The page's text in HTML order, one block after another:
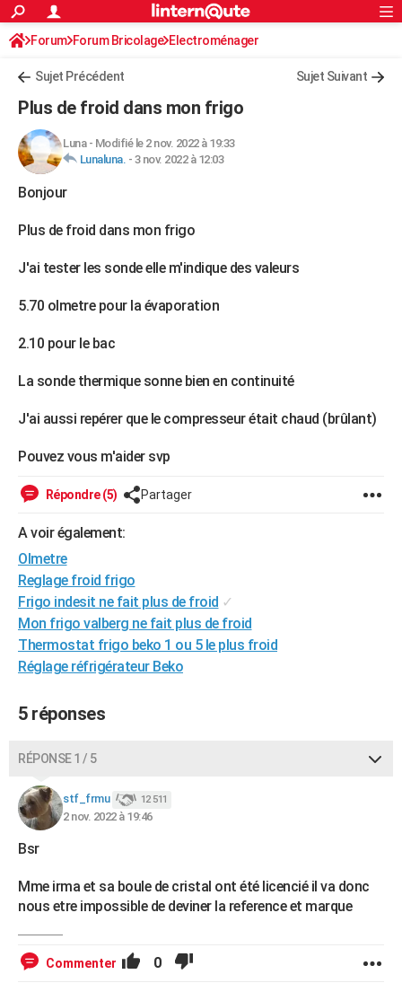
ACTUALITÉS
Politique
Société
Faits Divers
Education
Monde
Villes
+
FINANCE
Retraite
Impôts
Epargne
Immobilier
Risques naturels par ville
Banque
Assurance
Crédit
AUTO
Essais
Réserver un essai
Citadines
Berlines
SUV
Forum auto
+HIGH-TECH
Mobiles
Meilleur smartphone
Internet
Ordinateurs
Jeux vidéo
Guide high-tech
+
Forum
Aménagement intérieur
Extérieur
Cuisine
Salle de bains
Jardinage
Rangement
WEEK-END
Guides de France
Escapades
Patrimoine
Expositions
Musées
Week-end nature
+LIFESTYLE
Art de vivre
Bien-être
Loisirs
Mode
Modes de vie
SANTE
Alimentation
Guide de la santé
Maladies
Médicaments
Sommeil
VOYAGE
Destinations
City break
Voyage nature
Voyage de noces
Forum
Climat
+PHOTO
GUIDES D'ACHAT
BONS PLANS
CARTE DE VOEUX
Carte de Noël
Carte Bonne année
Carte Saint-Valentin
Carte Pâques
Carte d'anniversaire
DICTIONNAIRE
Dictionnaire
Biographies
Citations
Expressions
Proverbes
PROGRAMME TV
COPAINS D'AVANT
S'inscrire
Se connecter
Lycées
Collèges
Primaires
Universités
Entreprises
Service militaire
Avis de recherche
AVIS DE DÉCÈS
FORUM
S'inscrire
Connexion
Forum Forum Bricolage Electroménager
Sujet Précédent Sujet Suivant
Plus de froid dans mon frigo
Luna- Modifié le 2 nov. 2022 à 19:33
Lunaluna. - 3 nov. 2022 à 12:03
Bonjour
Plus de froid dans mon frigo
J'ai tester les sonde elle m'indique des valeurs
5.70 olmetre pour la évaporation
2.10 pour le bac
La sonde thermique sonne bien en continuité
J'ai aussi repérer que le compresseur était chaud (brûlant)
Pouvez vous m'aider svp
Répondre (5) Partager
A voir également:
Olmetre
Reglage froid frigo
Frigo indesit ne fait plus de froid ✓
Mon frigo valberg ne fait plus de froid
Thermostat frigo beko 1 ou 5 le plus froid
Réglage réfrigérateur Beko
5 réponses
RÉPONSE 1 / 5
stf_frmu 12 511
2 nov. 2022 à 19:46
Bsr
Mme irma et sa boule de cristal ont été licencié il va donc
nous etre impossible de deviner la reference et marque
Commenter 0